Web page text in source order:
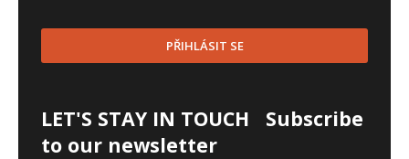
PŘIHLÁSIT SE
LET'S STAY IN TOUCH Subscribe
to our newsletter